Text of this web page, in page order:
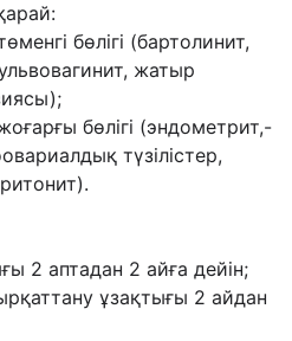
бөлігі (бартолинит,
жатыр
бөлігі (эндометрит,-
түзілістер,
2 аптадан 2 айға дейін;
ұзақтығы 2 айдан